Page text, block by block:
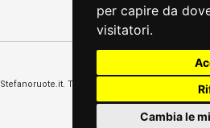
per capire da
visitatori.
Cambia le
Stefanoruote.it. Tutti i diritti riservati. E' vietata la
promozioni validi salvo